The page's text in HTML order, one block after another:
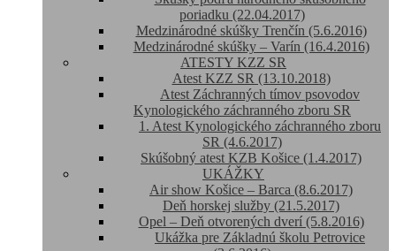
poriadku (22.04.2017)
Medzinárodné skúšky Trenčín (5.6.2016)
Medzinárodné skúšky – Varín (16.4.2016)
ATESTY KZZ SR
Atest KZZ SR (13.10.2018)
Atest Záchranných tímov psovodov
Kynologického záchranného zboru SR
1. Atest Kynologického záchranného zboru
SR (4.6.2017)
Skúšobný atest KZB Košice (1.4.2017)
UKÁŽKY
Air show Košice – Barca (8.6.2017)
Deň horskej služby (21.5.2017)
Opel – Deň otvorených dverí (5.8.2016)
Ukážka pre Základnú školu Petrovice